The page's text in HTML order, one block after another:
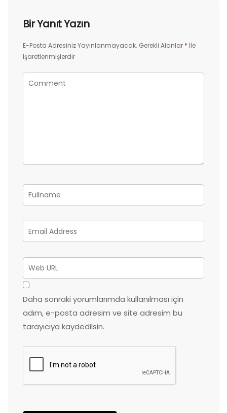
Bir Yanıt Yazın
E-Posta Adresiniz Yayınlanmayacak. Gerekli Alanlar * Ile
Işaretlenmişlerdir
Daha sonraki yorumlarımda kullanılması için
adım, e-posta adresim ve site adresim bu
tarayıcıya kaydedilsin.